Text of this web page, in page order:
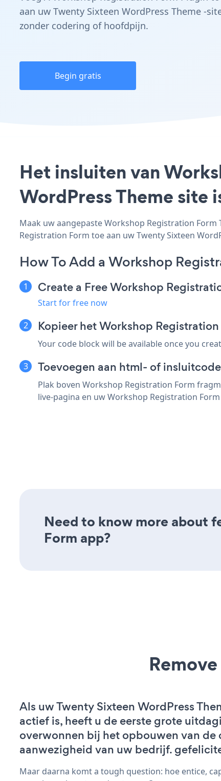
aan uw Twenty Sixteen WordPress Theme -
zonder codering of hoofdpijn.
Begin gratis
Het insluiten van
WordPress Theme site
Maak uw aangepaste Workshop Registration
Registration Form toe aan uw Twenty Sixteen
How To Add a Workshop
Create a Free Workshop
Start for free now
Kopieer het Workshop
Your code block will be available once you
Toevoegen aan html- of
Plak boven Workshop Registration Form
live-pagina en uw Workshop Registration
Need to know more about
Form app?
Als uw Twenty Sixteen WordPress
actief is, heeft u de eerste grote
overwonnen bij het opbouwen van de
aanwezigheid van uw bedrijf.
Maar daarna komt a tough question: hoe entice,